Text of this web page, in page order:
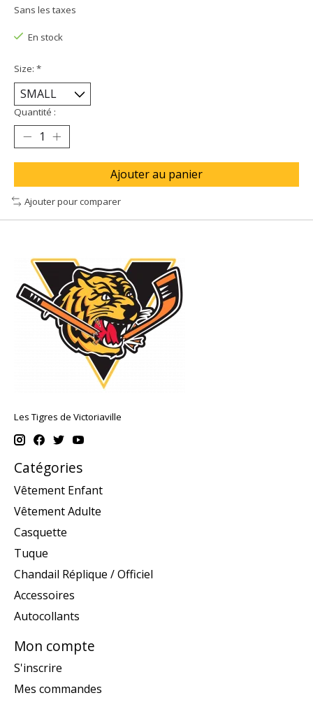
Sans les taxes
En stock
Size: *
Quantité :
Ajouter au panier
Ajouter pour comparer
Les Tigres de Victoriaville
Catégories
Vêtement Enfant
Vêtement Adulte
Casquette
Tuque
Chandail Réplique / Officiel
Accessoires
Autocollants
Mon compte
S'inscrire
Mes commandes